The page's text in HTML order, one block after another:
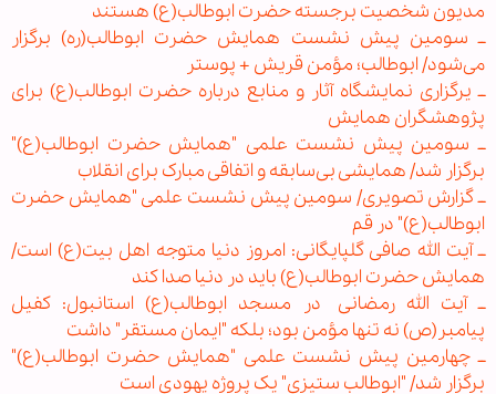
مدیون شخصیت برجسته حضرت ابوطالب(ع) هستند
ــ سومین پیش نشست همایش حضرت ابوطالب(ره) برگزار
می‌شود/ ابوطالب؛ مؤمن قریش + پوستر
ــ یرگزاری نمایشگاه آثار و منابع درباره حضرت ابوطالب(ع) برای
پژوهشگران همایش
ــ سومین پیش نشست علمی "همایش حضرت ابوطالب(ع)"
برگزار شد/ همایشی بی‌سابقه و اتفاقی مبارک برای انقلاب
ــ گزارش تصویری/ سومین پیش نشست علمی "همایش حضرت
ابوطالب(ع)" در قم
ــ آیت الله صافی گلپایگانی: امروز دنیا متوجه اهل بیت(ع) است/
همایش حضرت ابوطالب(ع) باید در دنیا صدا كند
ــ آیت الله رمضانی
در مسجد ابوطالب(ع) استانبول: کفیل
پیامبر(ص) نه تنها مؤمن بود؛ بلکه "ایمان مستقر" داشت
ــ چهارمین پیش نشست علمی "همایش حضرت ابوطالب(ع)"
برگزار شد/ "ابوطالب ستیزی" یک پروژه یهودی است